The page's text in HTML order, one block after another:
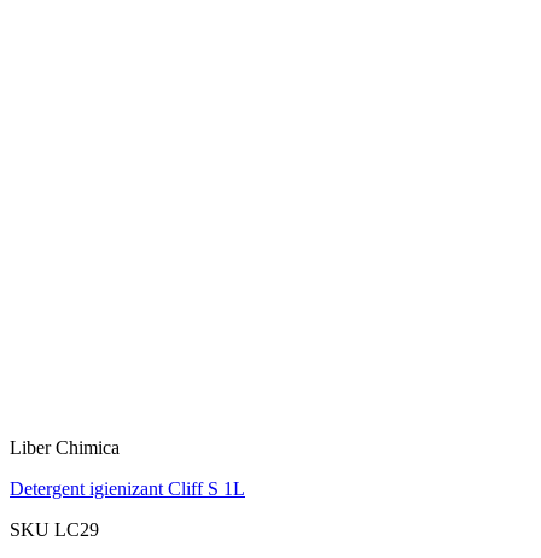
Liber Chimica
Detergent igienizant Cliff S 1L
SKU LC29